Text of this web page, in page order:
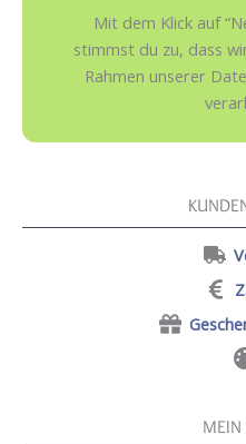
Mit dem Klick auf
stimmst du zu, dass
Rahmen unserer
MEIN